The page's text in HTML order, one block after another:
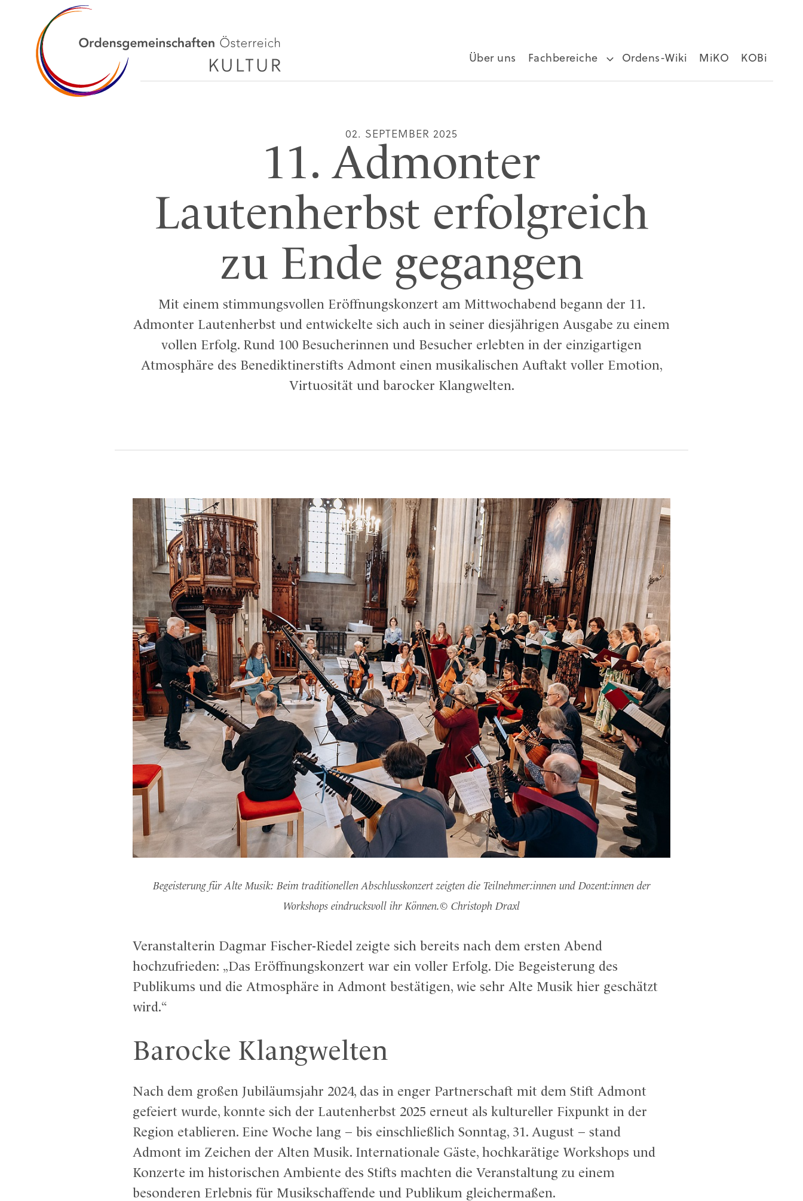
Über uns Fachbereiche Ordens-Wiki MiKO KOBi
02. SEPTEMBER 2025
11. Admonter
Lautenherbst erfolgreich
zu Ende gegangen
Mit einem stimmungsvollen Eröffnungskonzert am Mittwochabend begann der 11.
Admonter Lautenherbst und entwickelte sich auch in seiner diesjährigen Ausgabe zu einem
vollen Erfolg. Rund 100 Besucherinnen und Besucher erlebten in der einzigartigen
Atmosphäre des Benediktinerstifts Admont einen musikalischen Auftakt voller Emotion,
Virtuosität und barocker Klangwelten.
Begeisterung für Alte Musik: Beim traditionellen Abschlusskonzert zeigten die Teilnehmer:innen und Dozent:innen der
Workshops eindrucksvoll ihr Können.© Christoph Draxl
Veranstalterin Dagmar Fischer-Riedel zeigte sich bereits nach dem ersten Abend
hochzufrieden: „Das Eröffnungskonzert war ein voller Erfolg. Die Begeisterung des
Publikums und die Atmosphäre in Admont bestätigen, wie sehr Alte Musik hier geschätzt
wird.“
Barocke Klangwelten
Nach dem großen Jubiläumsjahr 2024, das in enger Partnerschaft mit dem Stift Admont
gefeiert wurde, konnte sich der Lautenherbst 2025 erneut als kultureller Fixpunkt in der
Region etablieren. Eine Woche lang – bis einschließlich Sonntag, 31. August – stand
Admont im Zeichen der Alten Musik. Internationale Gäste, hochkarätige Workshops und
Konzerte im historischen Ambiente des Stifts machten die Veranstaltung zu einem
besonderen Erlebnis für Musikschaffende und Publikum gleichermaßen.